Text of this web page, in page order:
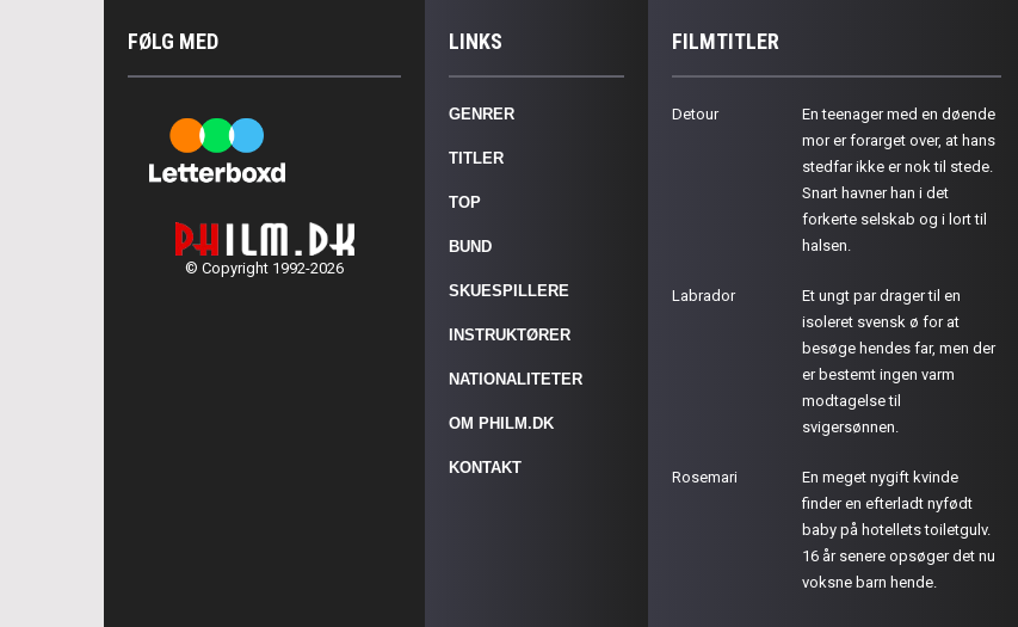
FØLG MED
© Copyright 1992-2026
LINKS
GENRER
TITLER
TOP
BUND
SKUESPILLERE
INSTRUKTØRER
NATIONALITETER
OM PHILM.DK
KONTAKT
FILMTITLER
Detour
En teenager med en døende
mor er forarget over, at hans
stedfar ikke er nok til stede.
Snart havner han i det
forkerte selskab og i lort til
halsen.
Labrador
Et ungt par drager til en
isoleret svensk ø for at
besøge hendes far, men der
er bestemt ingen varm
modtagelse til
svigersønnen.
Rosemari
En meget nygift kvinde
finder en efterladt nyfødt
baby på hotellets toiletgulv.
16 år senere opsøger det nu
voksne barn hende.